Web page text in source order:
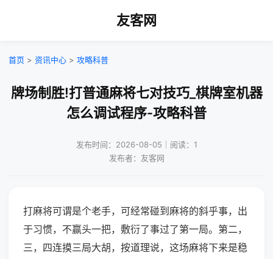
友客网
首页 > 资讯中心 > 攻略科普
牌场制胜!打普通麻将七对技巧_棋牌室机器
怎么调试程序-攻略科普
发布时间：2026-08-05｜阅读：1
发布者：友客网
打麻将可谓是个老手，可经常碰到麻将的斜乎事，出
于习惯，不赢头一把，敷衍了事过了第一局。第二，
三，四连摸三局大胡，按道理说，这场麻将下来是稳